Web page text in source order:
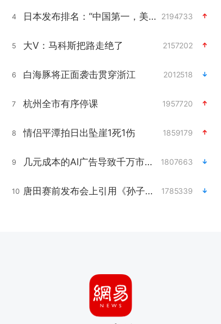
4 日本发布排名：“中国第一，美日德韩英法居后” 2194733
5 大V：马科斯把路走绝了 2157202
6 白海豚将正面袭击贯穿浙江 2012518
7 杭州全市有序停课 1957720
8 情侣平潭拍日出坠崖1死1伤 1859179
9 几元成本的AI广告导致千万市值蒸发 1807663
10 唐田赛前发布会上引用《孙子兵法》 1785339